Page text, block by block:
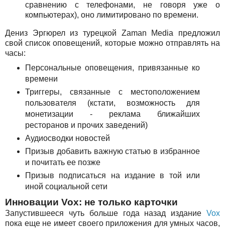
сравнению с телефонами, не говоря уже о
компьютерах), оно лимитировано по времени.
Дениз Эргюрел из турецкой Zaman Media предложил
свой список оповещений, которые можно отправлять на
часы:
Персональные оповещения, привязанные ко
времени
Триггеры, связанные с местоположением
пользователя (кстати, возможность для
монетизации - реклама ближайших
ресторанов и прочих заведений)
Аудиосводки новостей
Призыв добавить важную статью в избранное
и почитать ее позже
Призыв подписаться на издание в той или
иной социальной сети
Инновации Vox: не только карточки
Запустившееся чуть больше года назад издание Vox
пока еще не имеет своего приложения для умных часов,